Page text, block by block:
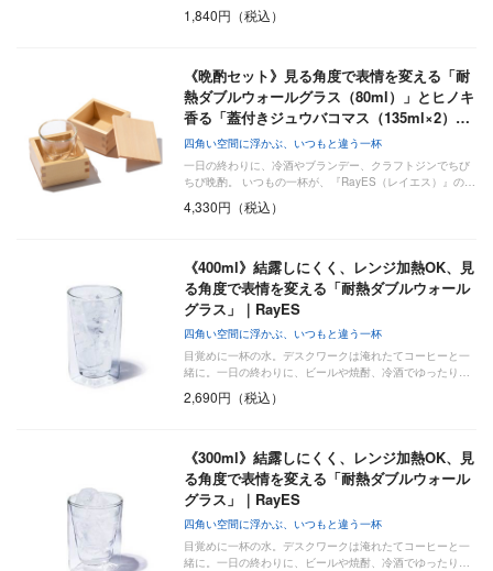
1,840円（税込）
《晩酌セット》見る角度で表情を変える「耐
熱ダブルウォールグラス（80ml）」とヒノキ
香る「蓋付きジュウバコマス（135ml×2）…
四角い空間に浮かぶ、いつもと違う一杯
一日の終わりに、冷酒やブランデー、クラフトジンでちび
ちび晩酌。 いつもの一杯が、『RayES（レイエス）』の…
4,330円（税込）
《400ml》結露しにくく、レンジ加熱OK、見
る角度で表情を変える「耐熱ダブルウォール
グラス」｜RayES
四角い空間に浮かぶ、いつもと違う一杯
目覚めに一杯の水。デスクワークは淹れたてコーヒーと一
緒に。一日の終わりに、ビールや焼酎、冷酒でゆったり…
2,690円（税込）
《300ml》結露しにくく、レンジ加熱OK、見
る角度で表情を変える「耐熱ダブルウォール
グラス」｜RayES
四角い空間に浮かぶ、いつもと違う一杯
目覚めに一杯の水。デスクワークは淹れたてコーヒーと一
緒に。一日の終わりに、ビールや焼酎、冷酒でゆったり…